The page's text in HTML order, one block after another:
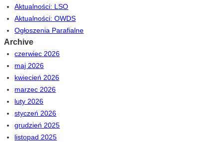
Aktualności: LSO
Aktualności: OWDS
Ogłoszenia Parafialne
Archive
czerwiec 2026
maj 2026
kwiecień 2026
marzec 2026
luty 2026
styczeń 2026
grudzień 2025
listopad 2025